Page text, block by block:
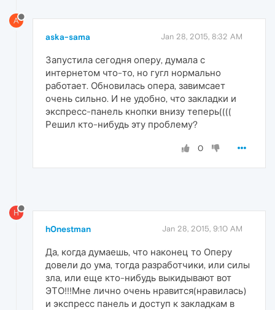
A
aska-sama Jan 28, 2015, 8:32 AM
Запустила сегодня оперу, думала с
интернетом что-то, но гугл нормально
работает. Обновилась опера, завимсает
очень сильно. И не удобно, что закладки и
экспресс-панель кнопки внизу теперь((((
Решил кто-нибудь эту проблему?
0
H
h0nestman Jan 28, 2015, 9:10 AM
Да, когда думаешь, что наконец то Оперу
довели до ума, тогда разработчики, или силы
зла, или еще кто-нибудь выкидывают вот
ЭТО!!!Мне лично очень нравится(нравилась)
и экспресс панель и доступ к закладкам в